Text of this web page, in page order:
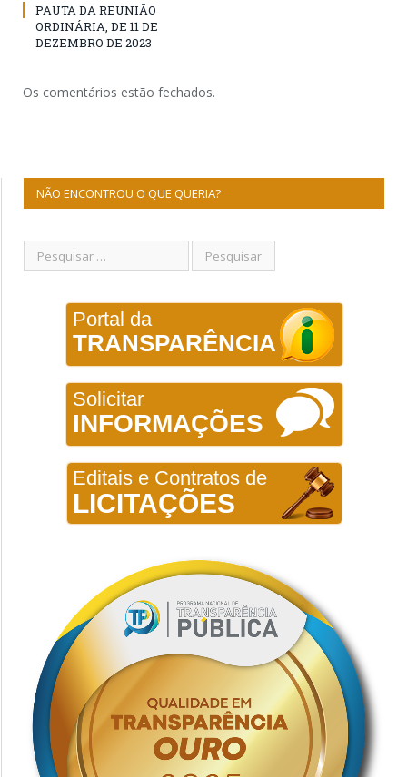
PAUTA DA REUNIÃO
ORDINÁRIA, DE 11 DE
DEZEMBRO DE 2023
Os comentários estão fechados.
NÃO ENCONTROU O QUE QUERIA?
Portal da
TRANSPARÊNCIA
Solicitar
INFORMAÇÕES
Editais e Contratos de
LICITAÇÕES